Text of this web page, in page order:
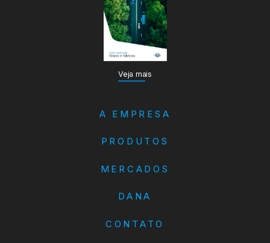
Veja mais
A EMPRESA
PRODUTOS
MERCADOS
DANA
CONTATO